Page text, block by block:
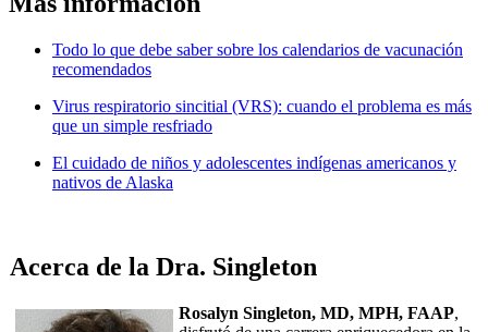
Todo lo que debe saber sobre los calendarios de vacunación
recomendados
Virus respiratorio sincitial (VRS): cuando el problema es más
que un simple resfriado
El cuidado de niños y adolescentes indígenas americanos y
nativos de Alaska
Acerca de la Dra. Singleton
Rosalyn Singleton, MD, MPH, FAAP,